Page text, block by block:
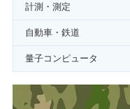
計測・測定
自動車・鉄道
量子コンピュータ